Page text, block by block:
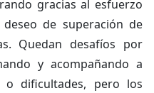
gracias al esfuerzo
de superación de
Quedan desafíos por
y acompañando a
o dificultades, pero los